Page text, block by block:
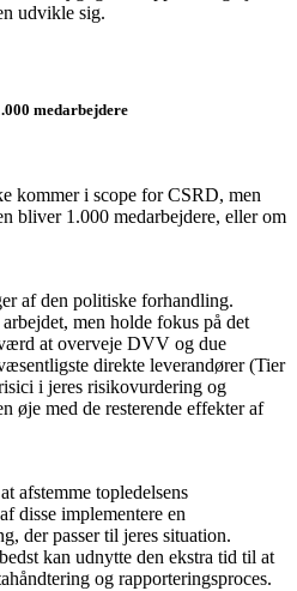
udvikle sig.
medarbejdere
kommer i scope for CSRD, men
bliver 1.000 medarbejdere, eller om
af den politiske forhandling.
men holde fokus på det
at overveje DVV og due
direkte leverandører (Tier
i jeres risikovurdering og
øje med de resterende effekter af
afstemme topledelsens
disse implementere en
der passer til jeres situation.
kan udnytte den ekstra tid til at
og rapporteringsproces.